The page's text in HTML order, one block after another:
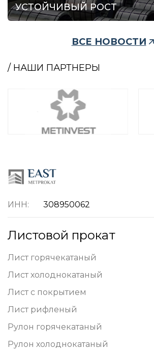
УСТОЙЧИВЫЙ РОСТ
ВСЕ НОВОСТИ
/ НАШИ ПАРТНЕРЫ
ИНН: 308950062
Листовой прокат
Лист горячекатаный
Лист холоднокатаный
Лист с покрытием
Лист рифленый
Рулон горячекатаный
Рулон холоднокатаный